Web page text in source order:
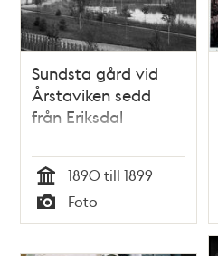
Sundsta gård vid
Årstaviken sedd
från Eriksdal
Tid
1890 till 1899
Typ
Foto